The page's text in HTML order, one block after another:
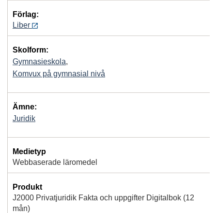
Förlag:
Liber
Skolform:
Gymnasieskola,
Komvux på gymnasial nivå
Ämne:
Juridik
Medietyp
Webbaserade läromedel
Produkt
J2000 Privatjuridik Fakta och uppgifter Digitalbok (12
mån)